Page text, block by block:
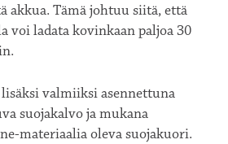
akkua. Tämä johtuu siitä, että
voi ladata kovinkaan paljoa 30
valmiiksi asennettuna
suojakalvo ja mukana
materiaalia oleva suojakuori.